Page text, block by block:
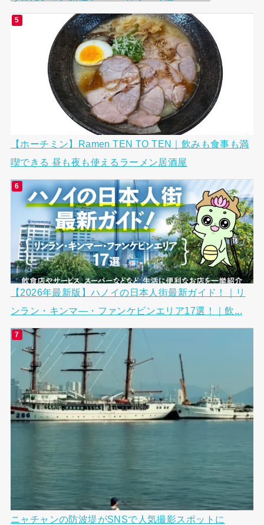
【ホーチミン】Ramen TEN TO TEN｜飲みも食事も満
喫できる 昼も夜も使えるラーメン居酒屋
【2026年最新版】ハノイの日本人街最新ガイド！｜リ
ンラン・キンマ―・ファンケビンエリア17選！｜飲...
ニャチャンの防波堤がSNSで人気撮影スポットに